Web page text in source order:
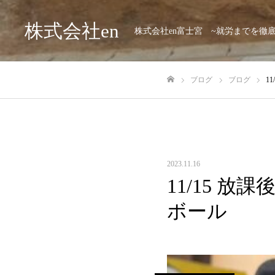
株式会社en 株式会社en富士宮 ~就労までを徹
ブログ ブログ
2023.11.16
11/15 放課
ボール